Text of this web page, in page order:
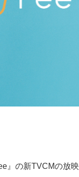
』の新TVCMの放映